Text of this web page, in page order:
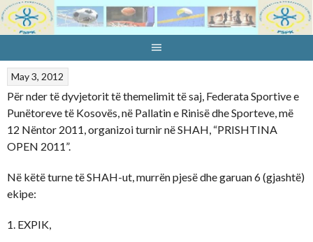
Skip
to
May 3, 2012
Për nder të dyvjetorit të themelimit të saj, Federata Sportive e
Punëtoreve të Kosovës, në Pallatin e Rinisë dhe Sporteve, më
12 Nëntor 2011, organizoi turnir në SHAH, “PRISHTINA
OPEN 2011”.
Në këtë turne të SHAH-ut, murrën pjesë dhe garuan 6 (gjashtë)
ekipe:
1. EXPIK,